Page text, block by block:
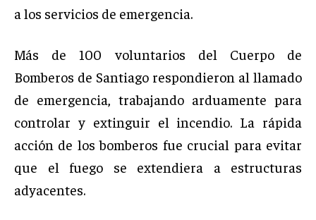
a los servicios de emergencia.
Más de 100 voluntarios del Cuerpo de
Bomberos de Santiago respondieron al llamado
de emergencia, trabajando arduamente para
controlar y extinguir el incendio. La rápida
acción de los bomberos fue crucial para evitar
que el fuego se extendiera a estructuras
adyacentes.